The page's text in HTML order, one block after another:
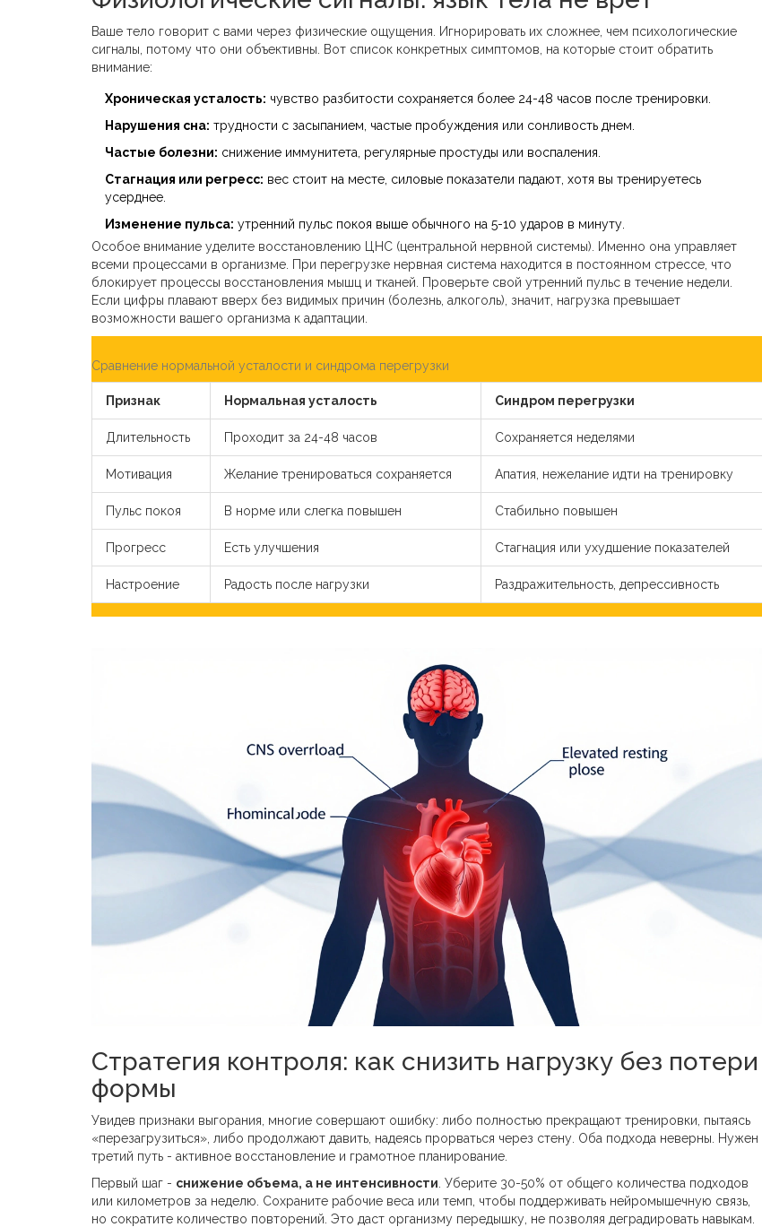
Ваше тело говорит с вами через физические ощущения. Игнорировать их сложнее, чем психологические
сигналы, потому что они объективны. Вот список конкретных симптомов, на которые стоит обратить
внимание:
Хроническая усталость: чувство разбитости сохраняется более 24-48 часов после тренировки.
Нарушения сна: трудности с засыпанием, частые пробуждения или сонливость днем.
Частые болезни: снижение иммунитета, регулярные простуды или воспаления.
Стагнация или регресс: вес стоит на месте, силовые показатели падают, хотя вы тренируетесь
усерднее.
Изменение пульса: утренний пульс покоя выше обычного на 5-10 ударов в минуту.
Особое внимание уделите восстановлению ЦНС (центральной нервной системы). Именно она управляет
всеми процессами в организме. При перегрузке нервная система находится в постоянном стрессе, что
блокирует процессы восстановления мышц и тканей. Проверьте свой утренний пульс в течение недели.
Если цифры плавают вверх без видимых причин (болезнь, алкоголь), значит, нагрузка превышает
возможности вашего организма к адаптации.
Сравнение нормальной усталости и синдрома перегрузки
Признак Нормальная усталость Синдром перегрузки
Длительность Проходит за 24-48 часов Сохраняется неделями
Мотивация Желание тренироваться сохраняется Апатия, нежелание идти на тренировку
Пульс покоя В норме или слегка повышен Стабильно повышен
Прогресс Есть улучшения Стагнация или ухудшение показателей
Настроение Радость после нагрузки Раздражительность, депрессивность
Стратегия контроля: как снизить нагрузку без потери
формы
Увидев признаки выгорания, многие совершают ошибку: либо полностью прекращают тренировки, пытаясь
«перезагрузиться», либо продолжают давить, надеясь прорваться через стену. Оба подхода неверны. Нужен
третий путь - активное восстановление и грамотное планирование.
Первый шаг - снижение объема, а не интенсивности . Уберите 30-50% от общего количества подходов
или километров за неделю. Сохраните рабочие веса или темп, чтобы поддерживать нейромышечную связь,
но сократите количество повторений. Это даст организму передышку, не позволяя деградировать навыкам.